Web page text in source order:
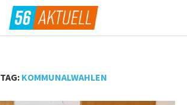
TAG: KOMMUNALWAHLEN